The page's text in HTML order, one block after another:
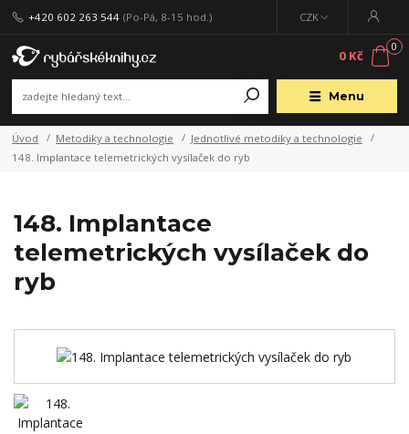
Menu
CZK
+420 602 263 544 (Po-Pá, 8-15 hod.)
0
0 Kč
Úvod Metodiky a technologie
Jednotlivé metodiky a technologie
148. Implantace telemetrických vysílaček do ryb
148. Implantace
telemetrických vysílaček do
ryb